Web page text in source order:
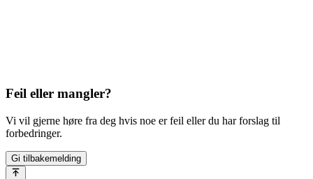
Feil eller mangler?
Vi vil gjerne høre fra deg hvis noe er feil eller du har forslag til
forbedringer.
Gi tilbakemelding